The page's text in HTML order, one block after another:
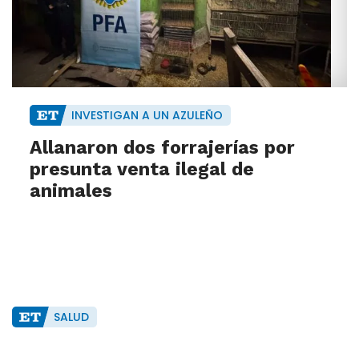
INVESTIGAN A UN AZULEÑO
Allanaron dos forrajerías por
presunta venta ilegal de
animales
SALUD